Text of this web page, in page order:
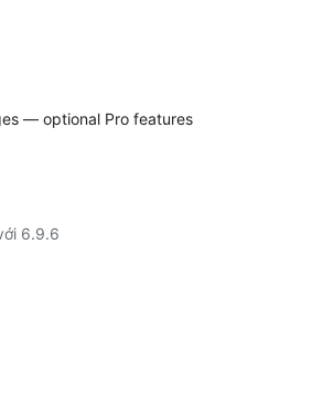
— optional Pro features
6.9.6